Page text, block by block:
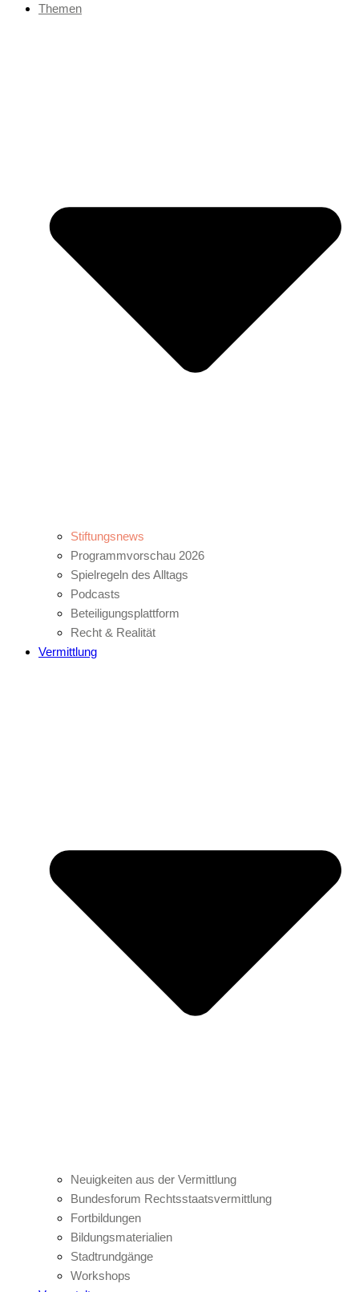
Themen
Stiftungsnews
Programmvorschau 2026
Spielregeln des Alltags
Podcasts
Beteiligungsplattform
Recht & Realität
Vermittlung
Neuigkeiten aus der Vermittlung
Bundesforum Rechtsstaatsvermittlung
Fortbildungen
Bildungsmaterialien
Stadtrundgänge
Workshops